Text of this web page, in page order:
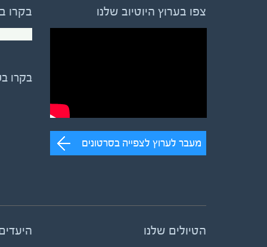
צפו בערוץ היוטיוב שלנו
מעבר לערוץ לצפייה בסרטונים
בקרו
בקרו
הטיולים שלנו